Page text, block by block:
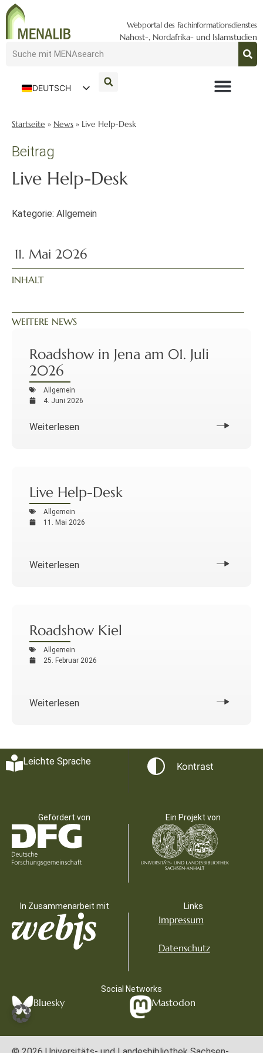
Webportal des Fachinformationsdienstes
Nahost-, Nordafrika- und Islamstudien
DEUTSCH
Startseite » News » Live Help-Desk
Beitrag
Live Help-Desk
Kategorie: Allgemein
11. Mai 2026
INHALT
WEITERE NEWS
Roadshow in Jena am 01. Juli
2026
Allgemein
4. Juni 2026
Weiterlesen
Live Help-Desk
Allgemein
11. Mai 2026
Weiterlesen
Roadshow Kiel
Allgemein
25. Februar 2026
Weiterlesen
Leichte Sprache Kontrast
Gefördert von Ein Projekt von
In Zusammenarbeit mit Links
Impressum
Datenschutz
Social Networks
Bluesky Mastodon